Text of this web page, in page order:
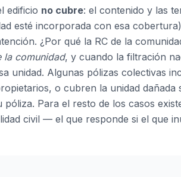
edificio no cubre: el contenido y las
esté incorporada con esa
¿Por qué la RC de la
la comunidad, y cuando la filtración
unidad. Algunas pólizas colectivas
o cubren la unidad
póliza. Para el resto de los casos
civil — el que responde si el que